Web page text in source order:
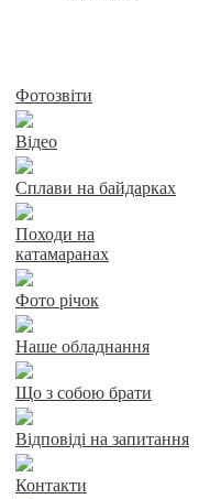
Фотозвіти
Відео
Сплави на байдарках
Походи на
катамаранах
Фото річок
Наше обладнання
Що з собою брати
Відповіді на запитання
Контакти